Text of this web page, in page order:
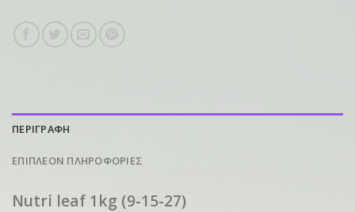
ΠΕΡΙΓΡΑΦΗ
ΕΠΙΠΛΕΟΝ ΠΛΗΡΟΦΟΡΙΕΣ
Nutri leaf 1kg (9-15-27)